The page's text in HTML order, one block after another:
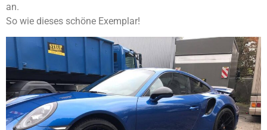
an.
So wie dieses schöne Exemplar!